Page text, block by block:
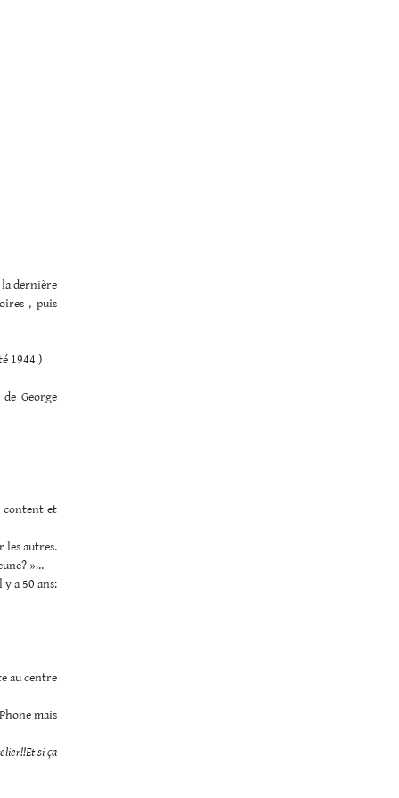
la dernière
, puis
1944 )
George
content et
les autres.
»…
a 50 ans:
au centre
mais
si ça